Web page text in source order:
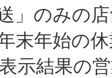
のみの店
末年始の
示結果の